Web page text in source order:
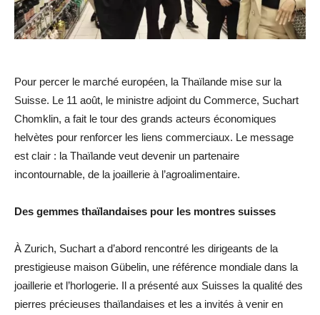
Pour percer le marché européen, la Thaïlande mise sur la
Suisse. Le 11 août, le ministre adjoint du Commerce, Suchart
Chomklin, a fait le tour des grands acteurs économiques
helvètes pour renforcer les liens commerciaux. Le message
est clair : la Thaïlande veut devenir un partenaire
incontournable, de la joaillerie à l’agroalimentaire.
Des gemmes thaïlandaises pour les montres suisses
À Zurich, Suchart a d’abord rencontré les dirigeants de la
prestigieuse maison Gübelin, une référence mondiale dans la
joaillerie et l’horlogerie. Il a présenté aux Suisses la qualité des
pierres précieuses thaïlandaises et les a invités à venir en